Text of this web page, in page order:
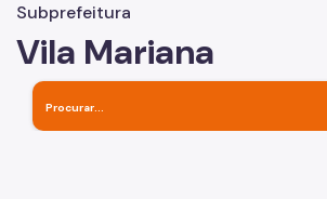
Subprefeitura
Vila Mariana